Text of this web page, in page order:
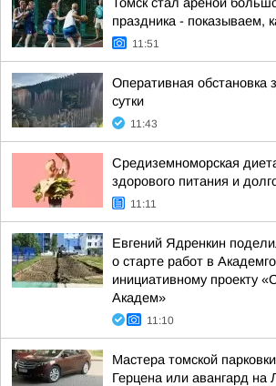
праздника - показываем,
11:51
Оперативная
сутки
11:43
Средиземноморская
здорового питания и
11:11
Евгений Ядренкин
о старте работ в
инициативному проекту
Академ»
11:10
Мастера томской
Герцена или авангард на